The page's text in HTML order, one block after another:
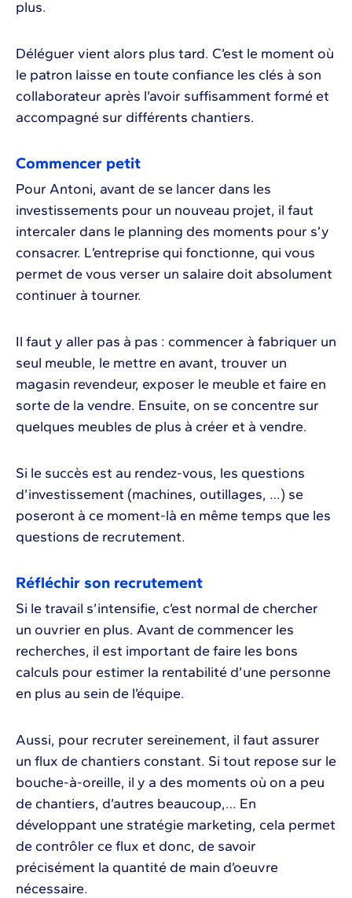
plus.
Déléguer vient alors plus tard. C’est le moment où
le patron laisse en toute confiance les clés à son
collaborateur après l’avoir suffisamment formé et
accompagné sur différents chantiers.
Commencer petit
Pour Antoni, avant de se lancer dans les
investissements pour un nouveau projet, il faut
intercaler dans le planning des moments pour s’y
consacrer. L’entreprise qui fonctionne, qui vous
permet de vous verser un salaire doit absolument
continuer à tourner.
Il faut y aller pas à pas : commencer à fabriquer un
seul meuble, le mettre en avant, trouver un
magasin revendeur, exposer le meuble et faire en
sorte de la vendre. Ensuite, on se concentre sur
quelques meubles de plus à créer et à vendre.
Si le succès est au rendez-vous, les questions
d’investissement (machines, outillages, …) se
poseront à ce moment-là en même temps que les
questions de recrutement.
Réfléchir son recrutement
Si le travail s’intensifie, c’est normal de chercher
un ouvrier en plus. Avant de commencer les
recherches, il est important de faire les bons
calculs pour estimer la rentabilité d’une personne
en plus au sein de l’équipe.
Aussi, pour recruter sereinement, il faut assurer
un flux de chantiers constant. Si tout repose sur le
bouche-à-oreille, il y a des moments où on a peu
de chantiers, d’autres beaucoup,… En
développant une stratégie marketing, cela permet
de contrôler ce flux et donc, de savoir
précisément la quantité de main d’oeuvre
nécessaire.